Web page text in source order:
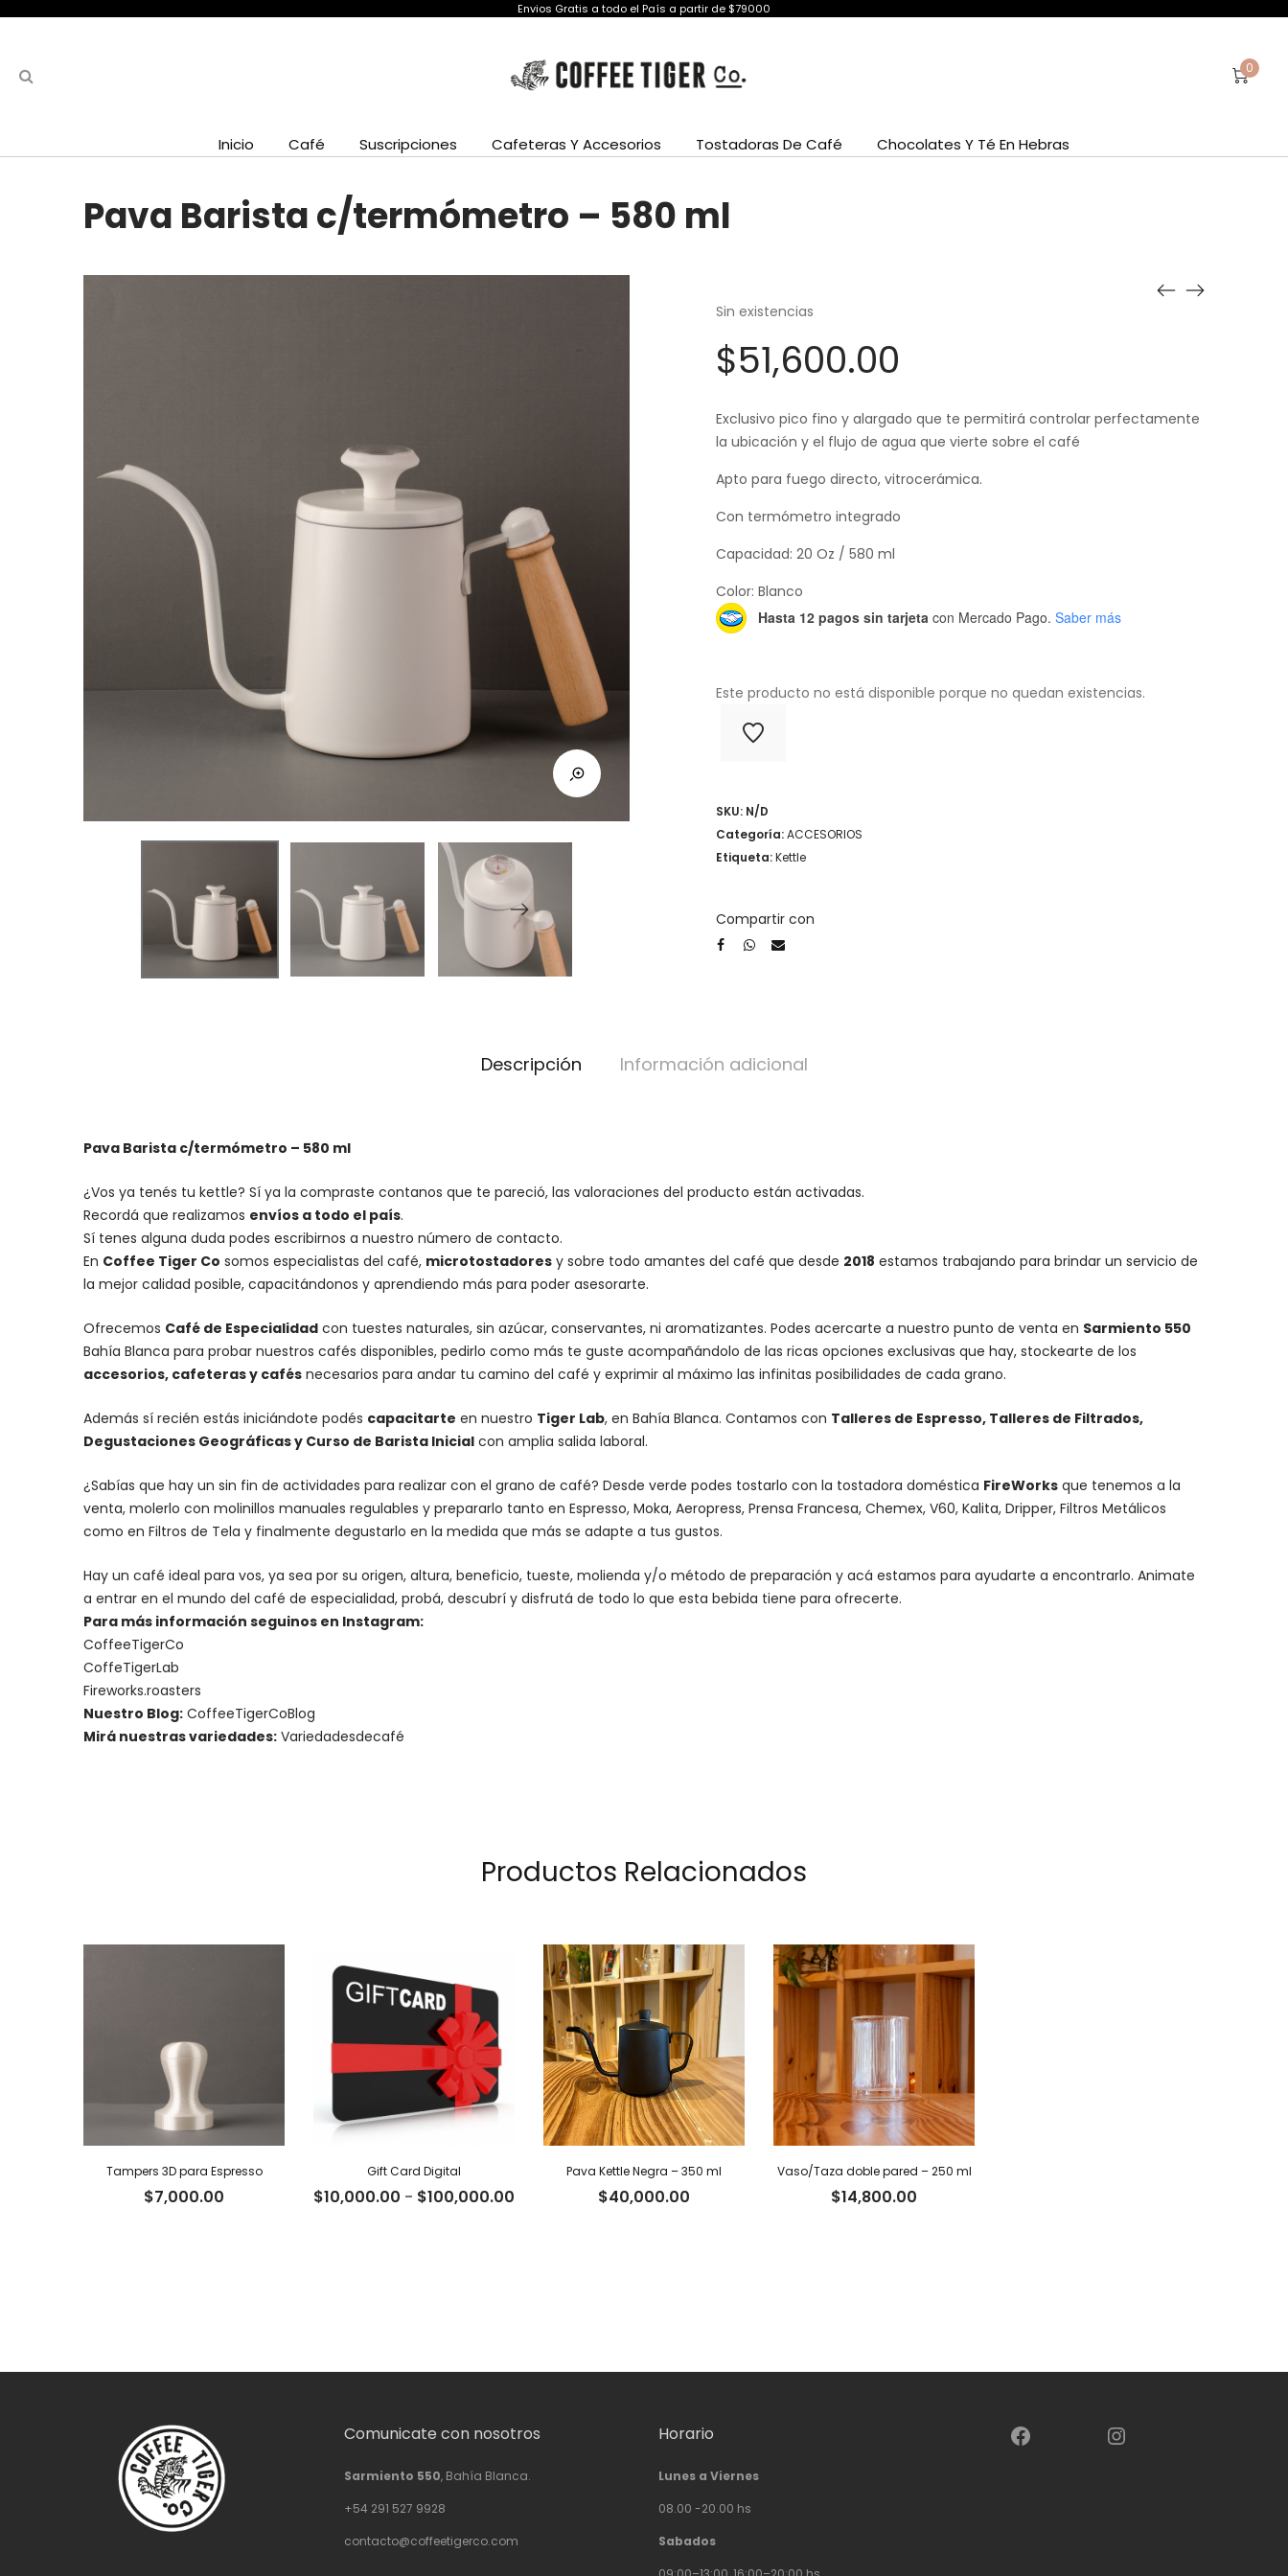
Envios Gratis a todo el País a partir de $79000
0
Inicio Café Suscripciones Cafeteras Y Accesorios Tostadoras De Café Chocolates Y Té En Hebras
Pava Barista c/termómetro – 580 ml
Sin existencias
$51,600.00
Exclusivo pico fino y alargado que te permitirá controlar perfectamente
la ubicación y el flujo de agua que vierte sobre el café
Apto para fuego directo, vitrocerámica.
Con termómetro integrado
Capacidad: 20 Oz / 580 ml
Color: Blanco
Hasta 12 pagos sin tarjeta con Mercado Pago. Saber más
Este producto no está disponible porque no quedan existencias.
SKU: N/D
Categoría:ACCESORIOS
Etiqueta:Kettle
Compartir con
Descripción Información adicional
Pava Barista c/termómetro – 580 ml
¿Vos ya tenés tu kettle? Sí ya la compraste contanos que te pareció, las valoraciones del producto están activadas.
Recordá que realizamos envíos a todo el país.
Sí tenes alguna duda podes escribirnos a nuestro número de contacto.
En Coffee Tiger Co somos especialistas del café, microtostadores y sobre todo amantes del café que desde 2018 estamos trabajando para brindar un servicio de
la mejor calidad posible, capacitándonos y aprendiendo más para poder asesorarte.
Ofrecemos Café de Especialidad con tuestes naturales, sin azúcar, conservantes, ni aromatizantes. Podes acercarte a nuestro punto de venta en Sarmiento 550
Bahía Blanca para probar nuestros cafés disponibles, pedirlo como más te guste acompañándolo de las ricas opciones exclusivas que hay, stockearte de los
accesorios, cafeteras y cafés necesarios para andar tu camino del café y exprimir al máximo las infinitas posibilidades de cada grano.
Además sí recién estás iniciándote podés capacitarte en nuestro Tiger Lab, en Bahía Blanca. Contamos con Talleres de Espresso, Talleres de Filtrados,
Degustaciones Geográficas y Curso de Barista Inicial con amplia salida laboral.
¿Sabías que hay un sin fin de actividades para realizar con el grano de café? Desde verde podes tostarlo con la tostadora doméstica FireWorks que tenemos a la
venta, molerlo con molinillos manuales regulables y prepararlo tanto en Espresso, Moka, Aeropress, Prensa Francesa, Chemex, V60, Kalita, Dripper, Filtros Metálicos
como en Filtros de Tela y finalmente degustarlo en la medida que más se adapte a tus gustos.
Hay un café ideal para vos, ya sea por su origen, altura, beneficio, tueste, molienda y/o método de preparación y acá estamos para ayudarte a encontrarlo. Animate
a entrar en el mundo del café de especialidad, probá, descubrí y disfrutá de todo lo que esta bebida tiene para ofrecerte.
Para más información seguinos en Instagram:
CoffeeTigerCo
CoffeTigerLab
Fireworks.roasters
Nuestro Blog: CoffeeTigerCoBlog
Mirá nuestras variedades: Variedadesdecafé
Productos Relacionados
Tampers 3D para Espresso
$7,000.00
Gift Card Digital
$10,000.00 - $100,000.00
Pava Kettle Negra – 350 ml
$40,000.00
Vaso/Taza doble pared – 250 ml
$14,800.00
Comunicate con nosotros
Sarmiento 550, Bahía Blanca.
+54 291 527 9928
contacto@coffeetigerco.com
Horario
Lunes a Viernes
08.00 -20.00 hs
Sabados
Facebook Instagram